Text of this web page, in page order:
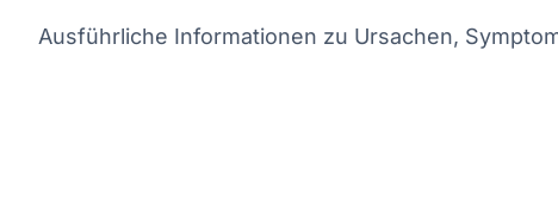
Ausführliche Informationen zu Ursachen,